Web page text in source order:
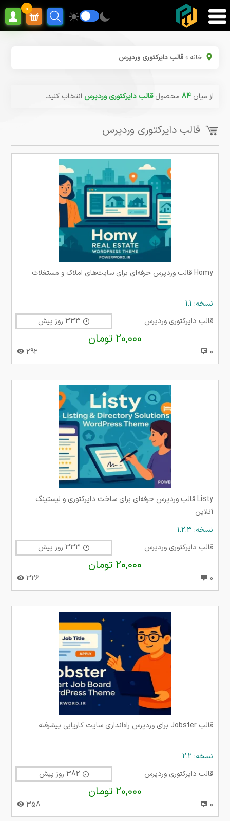
0
خانه »قالب دایرکتوری وردپرس
از میان84 محصولقالب دایرکتوری وردپرس انتخاب کنید.
قالب دایرکتوری وردپرس
Homy قالب وردپرس حرفه‌ای برای سایت‌های املاک و مستغلات
نسخه: 1.1
قالب دایرکتوری وردپرس
20,000 تومان
0
292
Listy قالب وردپرس حرفه‌ای برای ساخت دایرکتوری و لیستینگ
آنلاین
نسخه: 1.2.3
قالب دایرکتوری وردپرس
20,000 تومان
0
326
قالب Jobster برای وردپرس راه‌اندازی سایت کاریابی پیشرفته
نسخه: 2.2
قالب دایرکتوری وردپرس
20,000 تومان
0
358